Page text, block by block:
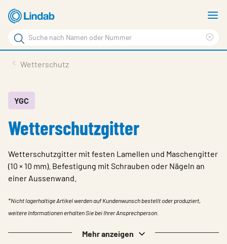
Zum
Hauptinhalt
Suchbegriff
Seite
durchsuchen
Im Fokus
Über Lindab
Downloads
Sprache wählen
Switzerland - German
Wetterschutz
YGC
Wetterschutzgitter
Wetterschutzgitter mit festen Lamellen und Maschengitter
(10 × 10 mm). Befestigung mit Schrauben oder Nägeln an
einer Aussenwand.
*Nicht lagerhaltige Artikel werden auf Kundenwunsch bestellt oder produziert,
weitere Informationen erhalten Sie bei Ihrer Ansprechperson.
Mehr anzeigen